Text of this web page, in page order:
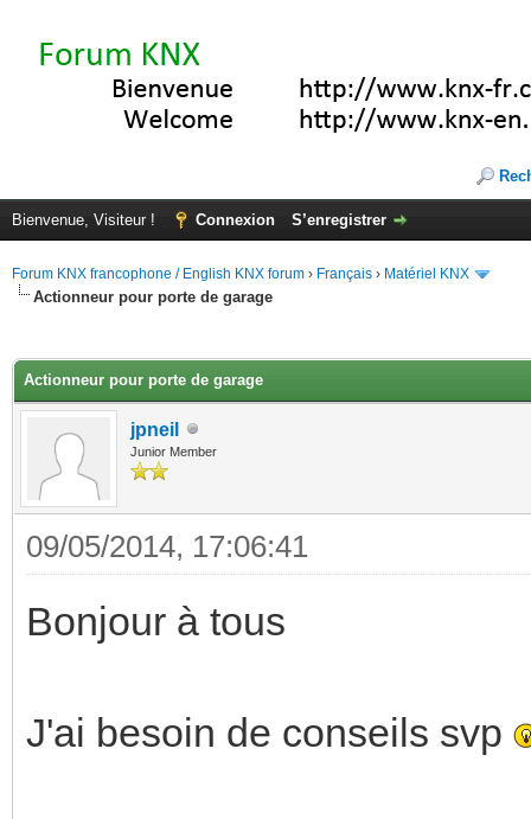
Bienvenue, Visiteur ! Connexion S’enregistrer
Forum KNX francophone / English KNX forum › Français › Matériel KNX
Actionneur pour porte de garage
Actionneur pour porte de garage
jpneil
Junior Member
09/05/2014, 17:06:41
Bonjour à tous
J'ai besoin de conseils svp